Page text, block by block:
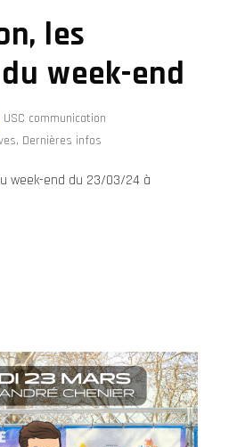
les
week-end
USC communication
, Dernières infos
week-end du 23/03/24 à